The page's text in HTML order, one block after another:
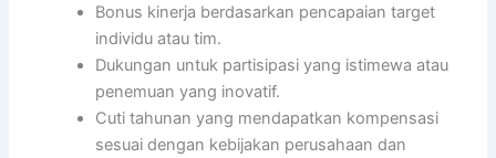
Bonus kinerja berdasarkan pencapaian target
individu atau tim.
Dukungan untuk partisipasi yang istimewa atau
penemuan yang inovatif.
Cuti tahunan yang mendapatkan kompensasi
sesuai dengan kebijakan perusahaan dan